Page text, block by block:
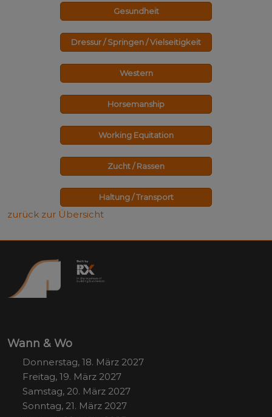
Gesundheit
Dressur / Springen / Vielseitigkeit
Western
Horsemanship
Working Equitation
Zucht / Rassen
Haltung / Transport
zurück zur Übersicht
Wann & Wo
Donnerstag, 18. März 2027
Freitag, 19. März 2027
Samstag, 20. März 2027
Sonntag, 21. März 2027